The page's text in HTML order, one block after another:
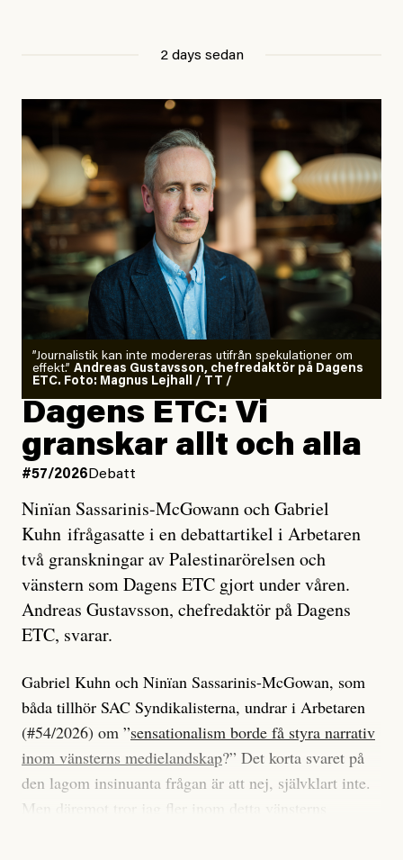
2 days sedan
”Journalistik kan inte modereras utifrån spekulationer om
effekt.” Andreas Gustavsson, chefredaktör på Dagens
ETC. Foto: Magnus Lejhall / TT /
Dagens ETC: Vi
granskar allt och alla
#57/2026 Debatt
Ninïan Sassarinis-McGowann och Gabriel
Kuhn ifrågasatte i en debattartikel i Arbetaren
två granskningar av Palestinarörelsen och
vänstern som Dagens ETC gjort under våren.
Andreas Gustavsson, chefredaktör på Dagens
ETC, svarar.
Gabriel Kuhn och Ninïan Sassarinis-McGowan, som
båda tillhör SAC Syndikalisterna, undrar i Arbetaren
(#54/2026) om ”sensationalism borde få styra narrativ
inom vänsterns medielandskap?” Det korta svaret på
den lagom insinuanta frågan är att nej, självklart inte.
Men däremot tror jag fler inom detta vänsterns